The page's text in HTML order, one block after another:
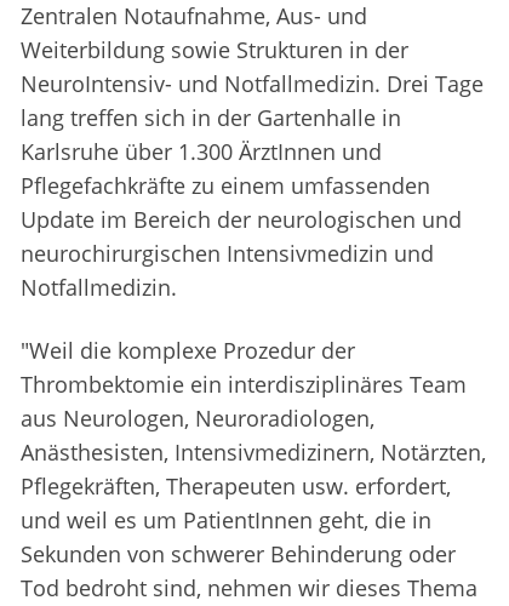
Zentralen Notaufnahme, Aus- und
Weiterbildung sowie Strukturen in der
NeuroIntensiv- und Notfallmedizin. Drei Tage
lang treffen sich in der Gartenhalle in
Karlsruhe über 1.300 ÄrztInnen und
Pflegefachkräfte zu einem umfassenden
Update im Bereich der neurologischen und
neurochirurgischen Intensivmedizin und
Notfallmedizin.
"Weil die komplexe Prozedur der
Thrombektomie ein interdisziplinäres Team
aus Neurologen, Neuroradiologen,
Anästhesisten, Intensivmedizinern, Notärzten,
Pflegekräften, Therapeuten usw. erfordert,
und weil es um PatientInnen geht, die in
Sekunden von schwerer Behinderung oder
Tod bedroht sind, nehmen wir dieses Thema